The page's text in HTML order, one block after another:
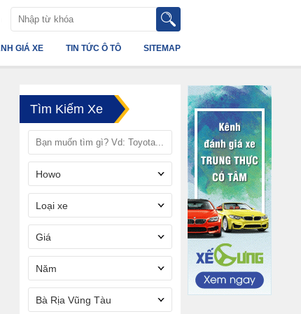
SITEMAP
TIN TỨC Ô TÔ
GIÁ XE
Tìm Kiếm Xe
Howo
Loại xe
Giá
Năm
Bà Rịa Vũng Tàu